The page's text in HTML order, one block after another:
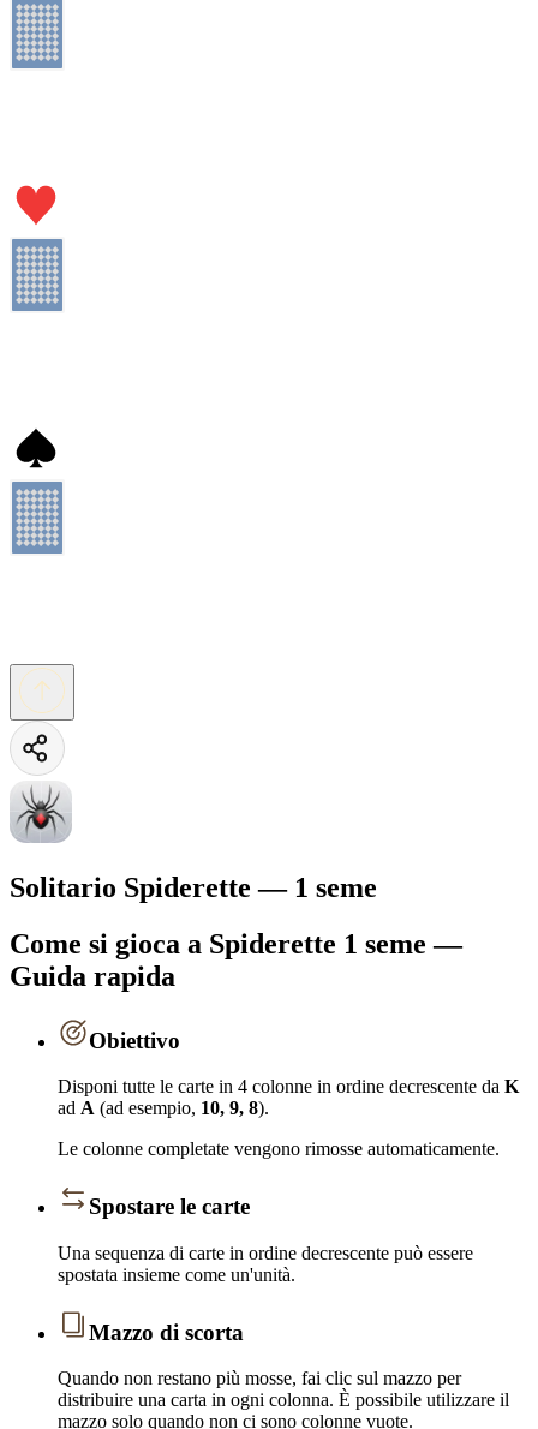
Solitario Spiderette — 1 seme
Come si gioca a Spiderette 1 seme —
Guida rapida
Obiettivo
Disponi tutte le carte in 4 colonne in ordine decrescente da K
ad A (ad esempio, 10, 9, 8).
Le colonne completate vengono rimosse automaticamente.
Spostare le carte
Una sequenza di carte in ordine decrescente può essere
spostata insieme come un'unità.
Mazzo di scorta
Quando non restano più mosse, fai clic sul mazzo per
distribuire una carta in ogni colonna. È possibile utilizzare il
mazzo solo quando non ci sono colonne vuote.